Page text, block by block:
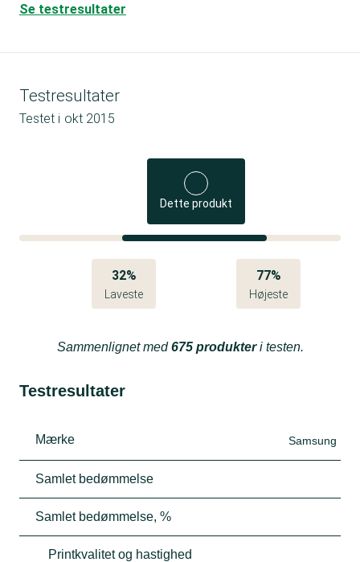
Se testresultater
Testresultater
Testet i okt 2015
Dette produkt
32%
Laveste
77%
Højeste
Sammenlignet med675 produkteri testen.
Testresultater
Mærke Samsung
Samlet bedømmelse
Samlet bedømmelse, %
Printkvalitet og hastighed